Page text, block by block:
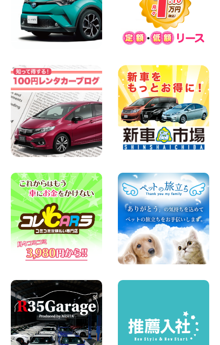
100円レンタカー 横浜弥生台
2026年08月08日
2026三河安城店お盆休みご連絡 愛知県
三河安城店
100円レンタカー 三河安城
2026年08月08日
戸店
100円レンタカー 杉戸
2026年08月07日
佐渡でのドライブは安全第一!交通事故に
ご注意ください 新潟県 佐渡空港店
100円レンタカー 佐渡空港
2026年08月07日
楽しい佐渡旅行を守るために!安全運転の
お願い 新潟県 両津店
100円レンタカー 両津
日産セレナが新入荷!!中川かの里店!! 愛知
県 中川かの里店
100円レンタカー 中川かの里
2026年08月07日
☆ 夏休みクーポン登場!最大9,500円おト
ク! ☆ 鳥取県 鳥取青谷店
100円レンタカー 鳥取青谷
2026年08月07日
夏季休暇のお知らせ 東京都 墨田両国店
100円レンタカー 墨田両国
2026年08月07日
夏季休暇のお知らせ 東京都 墨田文花店
お盆も休まず営業します! 神奈川県 横浜
旭南本宿町店
100円レンタカー 横浜旭南本宿町
2026年08月07日